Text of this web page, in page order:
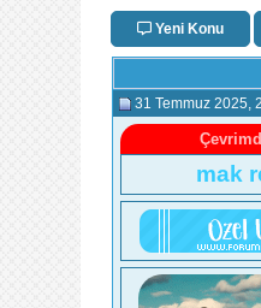
Yeni Konu
31 Temmuz 2025 ,
mak